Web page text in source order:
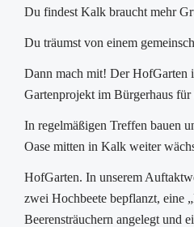
Du findest Kalk braucht mehr
Du träumst von einem
Dann mach mit! Der HofGarten
Gartenprojekt im Bürgerhaus
In regelmäßigen Treffen bauen
Oase mitten in Kalk weiter
HofGarten. In unserem
zwei Hochbeete bepflanzt, eine
Beerensträuchern angelegt und